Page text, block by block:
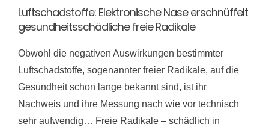
Luftschadstoffe: Elektronische Nase erschnüffelt
gesundheitsschädliche freie Radikale
Obwohl die negativen Auswirkungen bestimmter
Luftschadstoffe, sogenannter freier Radikale, auf die
Gesundheit schon lange bekannt sind, ist ihr
Nachweis und ihre Messung nach wie vor technisch
sehr aufwendig… Freie Radikale – schädlich in